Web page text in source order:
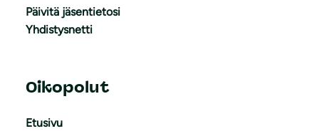
Päivitä jäsentietosi
Yhdistysnetti
Oikopolut
Etusivu